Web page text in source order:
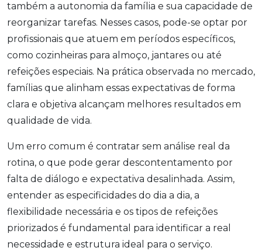
também a autonomia da família e sua capacidade de
reorganizar tarefas. Nesses casos, pode-se optar por
profissionais que atuem em períodos específicos,
como cozinheiras para almoço, jantares ou até
refeições especiais. Na prática observada no mercado,
famílias que alinham essas expectativas de forma
clara e objetiva alcançam melhores resultados em
qualidade de vida.
Um erro comum é contratar sem análise real da
rotina, o que pode gerar descontentamento por
falta de diálogo e expectativa desalinhada. Assim,
entender as especificidades do dia a dia, a
flexibilidade necessária e os tipos de refeições
priorizados é fundamental para identificar a real
necessidade e estrutura ideal para o serviço.